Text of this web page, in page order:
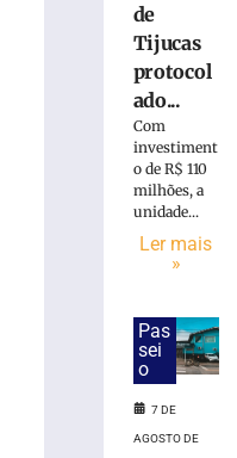
Mulher
perna
amputada
atropelada
companheiro
de
Tijucas
protocol
ado...
Com
investiment
o de R$ 110
milhões, a
unidade...
Ler mais
»
Pas
sei
o
7 DE
AGOSTO DE